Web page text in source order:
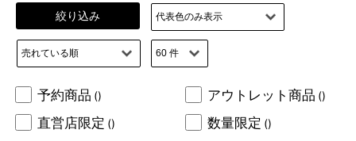
絞り込み
予約商品 () アウトレット商品 ()
直営店限定 () 数量限定 ()